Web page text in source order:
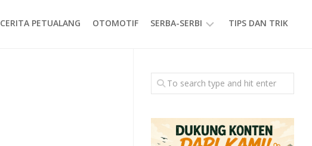
CERITA PETUALANG OTOMOTIF SERBA-SERBI
GAYA
HIDUP
TIPS DAN TRIK